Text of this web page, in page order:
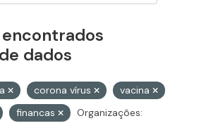
dados
corona vírus
vacina
financas
Organizações: